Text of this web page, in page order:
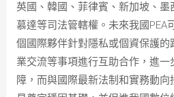
英國、韓國、菲律賓、新加坡、
慕達等司法管轄權。未來我國PEA
個國際夥伴針對隱私或個資保護
業交流等事項進行互助合作，進
障，而與國際最新法制和實務動